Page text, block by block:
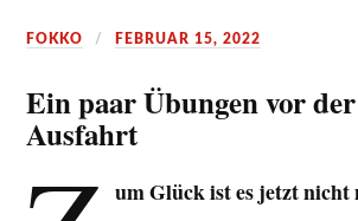
FOKKO FEBRUAR 15, 2022
Ein paar Übungen vor
Ausfahrt
um Glück ist es jetzt nicht